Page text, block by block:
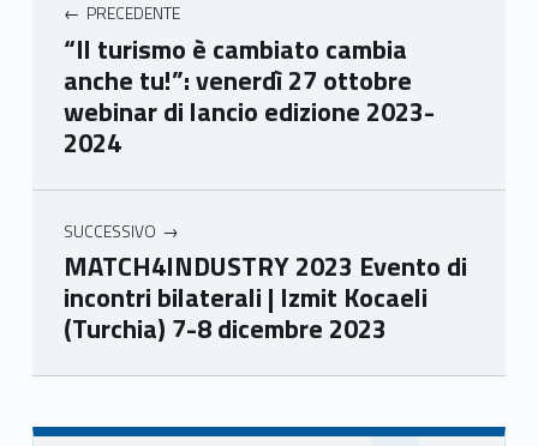
mer
e
Ven
eto
e
Ven
eto
e
Ven
eto
eto
PRECEDENTE
“Il turismo è cambiato cambia
anche tu!”: venerdì 27 ottobre
webinar di lancio edizione 2023-
2024
SUCCESSIVO
MATCH4INDUSTRY 2023 Evento di
incontri bilaterali | Izmit Kocaeli
(Turchia) 7-8 dicembre 2023
Skip back to main navigation